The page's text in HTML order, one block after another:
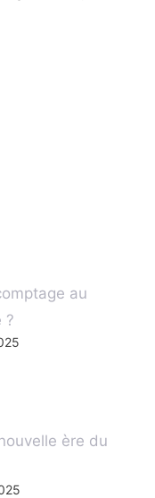
au
?
ère du